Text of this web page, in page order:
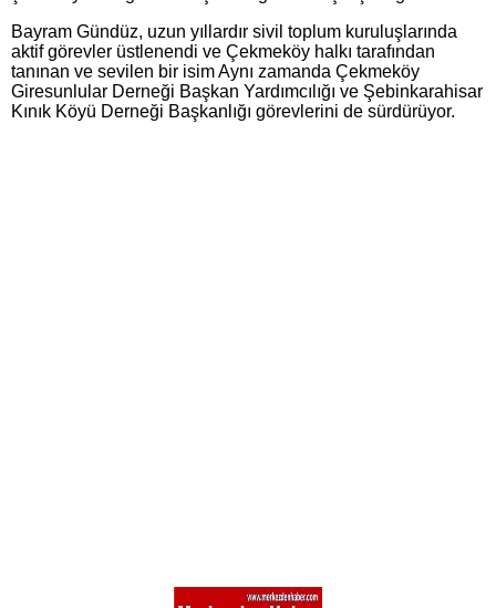
Bayram Gündüz, uzun yıllardır sivil toplum kuruluşlarında
aktif görevler üstlenendi ve Çekmeköy halkı tarafından
tanınan ve sevilen bir isim Aynı zamanda Çekmeköy
Giresunlular Derneği Başkan Yardımcılığı ve Şebinkarahisar
Kınık Köyü Derneği Başkanlığı görevlerini de sürdürüyor.